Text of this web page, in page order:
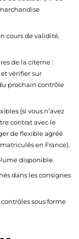
cours de validité,
de la citerne :
vérifier sur
prochain contrôle
(si vous n’avez
contrat avec le
de flexible agréé
en France).
disponible.
dans les consignes
sous forme